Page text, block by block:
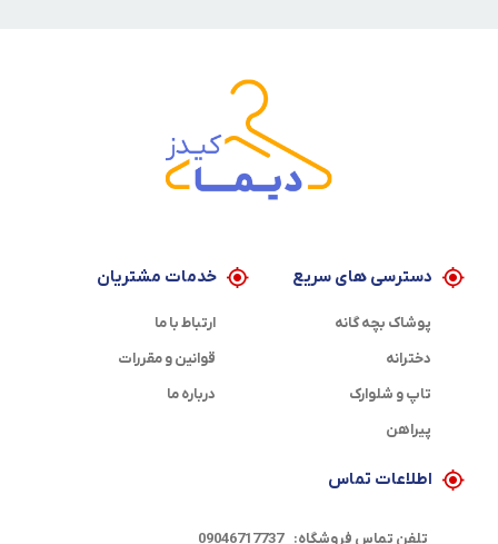
دسترسی های سریع
پوشاک بچه گانه
دخترانه
تاپ و شلوارک
پیراهن
خدمات مشتریان
ارتباط با ما
قوانین و مقررات
درباره ما
اطلاعات تماس
تلفن تماس فروشگاه: 09046717737